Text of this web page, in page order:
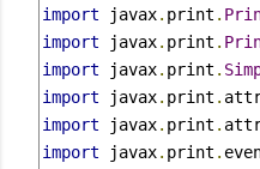
import javax. print .
import javax. print .
import javax. print .
import javax. print .
import javax. print .
import javax. print .